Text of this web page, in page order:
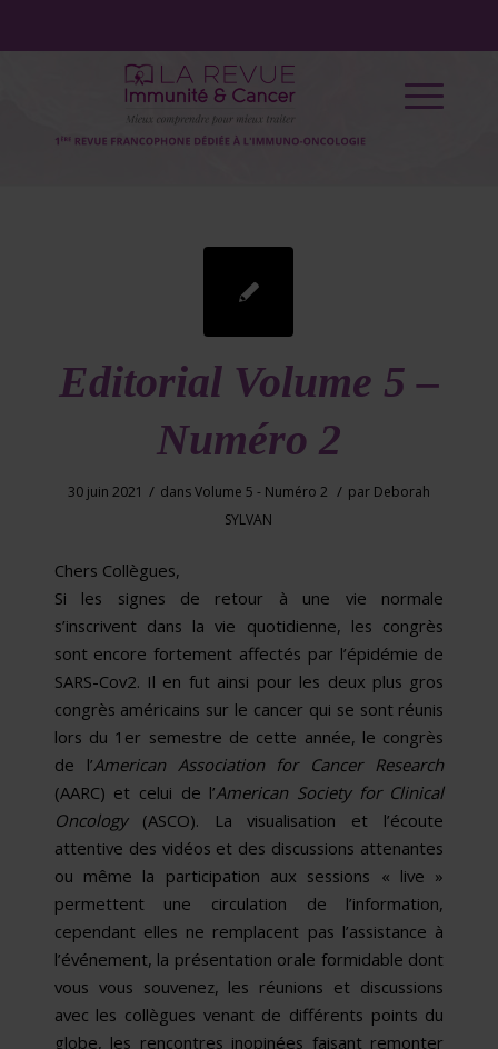
Editorial Volume 5 –
Numéro 2
30 juin 2021 / dansVolume 5 - Numéro 2 / par Deborah
SYLVAN
Chers Collègues,
Si les signes de retour à une vie normale
s’inscrivent dans la vie quotidienne, les congrès
sont encore fortement affectés par l’épidémie de
SARS-Cov2. Il en fut ainsi pour les deux plus gros
congrès américains sur le cancer qui se sont réunis
lors du 1er semestre de cette année, le congrès
de l’American Association for Cancer Research
(AARC) et celui de l’American Society for Clinical
Oncology(ASCO). La visualisation et l’écoute
attentive des vidéos et des discussions attenantes
ou même la participation aux sessions « live »
permettent une circulation de l’information,
cependant elles ne remplacent pas l’assistance à
l’événement, la présentation orale formidable dont
vous vous souvenez, les réunions et discussions
avec les collègues venant de différents points du
globe, les rencontres inopinées faisant remonter